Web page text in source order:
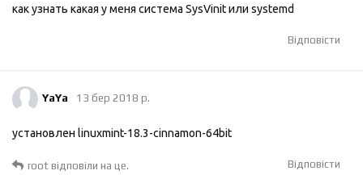
как узнать какая у меня система SysVinit или systemd
Відповісти
YaYa 13 бер 2018 р.
установлен linuxmint-18.3-cinnamon-64bit
Відповісти
root відповіли на це.